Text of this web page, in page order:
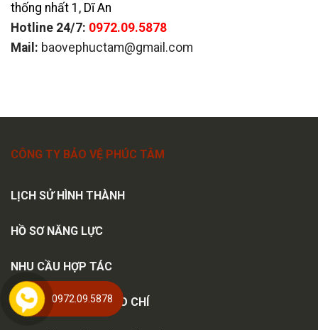
thống nhất 1, Dĩ An
Hotline 24/7: 0972.09.5878
Mail: baovephuctam@gmail.com
CÔNG TY BẢO VỆ PHÚC TÂM
LỊCH SỬ HÌNH THÀNH
HỒ SƠ NĂNG LỰC
NHU CẦU HỢP TÁC
PHÚC TÂM TRÊN BÁO CHÍ
0972.09.5878